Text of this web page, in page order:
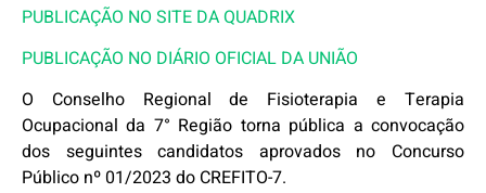
PUBLICAÇÃO NO SITE DA QUADRIX
PUBLICAÇÃO NO DIÁRIO OFICIAL DA UNIÃO
O Conselho Regional de Fisioterapia e Terapia
Ocupacional da 7° Região torna pública a convocação
dos seguintes candidatos aprovados no Concurso
Público nº 01/2023 do CREFITO-7.